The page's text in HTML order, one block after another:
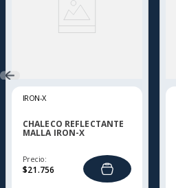
IRON-X
CHALECO REFLECTANTE
MALLA IRON-X
Precio:
$21.756